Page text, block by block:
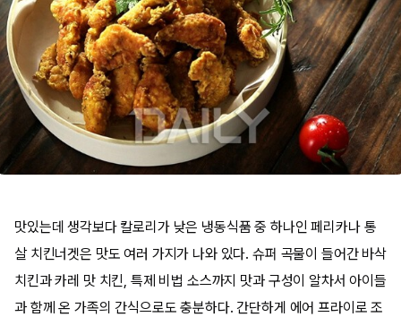
맛있는데 생각보다 칼로리가 낮은 냉동식품 중 하나인 페리카나 통
살 치킨너겟은 맛도 여러 가지가 나와 있다. 슈퍼 곡물이 들어간 바삭
치킨과 카레 맛 치킨, 특제 비법 소스까지 맛과 구성이 알차서 아이들
과 함께 온 가족의 간식으로도 충분하다. 간단하게 에어 프라이로 조